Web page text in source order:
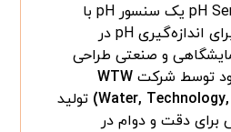
الکترود pH Sentix WTW ۸۱ یک سنسور pH با
کیفیت بالا است که برای اندازه‌گیری pH در
و صنعتی طراحی
توسط شرکتWTW
(Water, تولید
دقت و دوام در